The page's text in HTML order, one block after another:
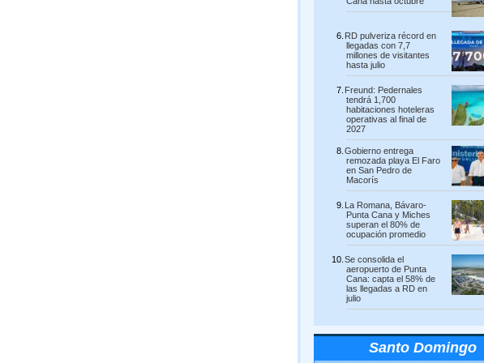
RD pulveriza récord en
llegadas con 7,7
millones de visitantes
hasta julio
Freund: Pedernales
tendrá 1,700
habitaciones hoteleras
operativas al final de
2027
Gobierno entrega
remozada playa El Faro
en San Pedro de
Macorís
La Romana, Bávaro-
Punta Cana y Miches
superan el 80% de
ocupación promedio
Se consolida el
aeropuerto de Punta
Cana: capta el 58% de
las llegadas a RD en
julio
Santo Domingo